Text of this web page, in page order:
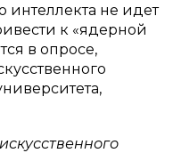
интеллекта не идет
к «ядерной
в опросе,